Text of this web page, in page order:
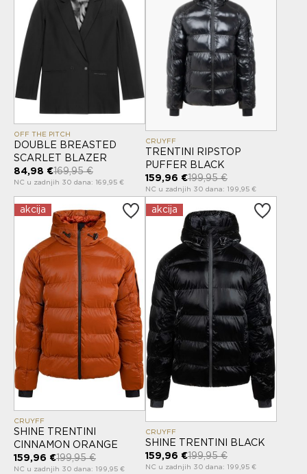
OFF THE PITCH
DOUBLE BREASTED
SCARLET BLAZER
84,98 €169,95 €
NC u zadnjih 30 dana: 169,95 €
CRUYFF
TRENTINI RIPSTOP
PUFFER BLACK
159,96 €199,95 €
NC u zadnjih 30 dana: 199,95 €
akcija
CRUYFF
SHINE TRENTINI
CINNAMON ORANGE
159,96 €199,95 €
NC u zadnjih 30 dana: 199,95 €
akcija
CRUYFF
SHINE TRENTINI BLACK
159,96 €199,95 €
NC u zadnjih 30 dana: 199,95 €